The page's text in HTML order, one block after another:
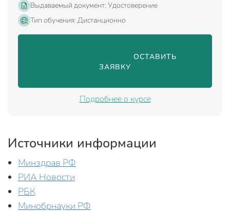
Выдаваемый документ: Удостоверение
Тип обучения: Дистанционно
                                ОСТАВИТЬ
ЗАЯВКУ
Подробнее о курсе
Источники информации
Минздрав РФ
РИА Новости
РБК
Минобрнауки РФ